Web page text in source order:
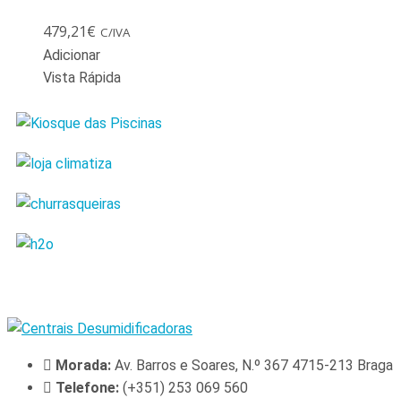
479,21€ C/IVA
Adicionar
Vista Rápida
Morada: Av. Barros e Soares, N.º 367 4715-213 Braga
Telefone: (+351) 253 069 560